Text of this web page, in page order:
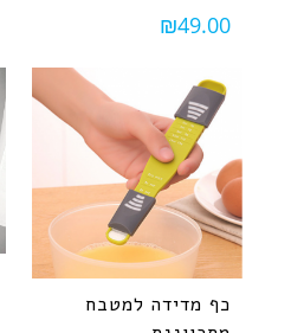
₪49.00
כף מדידה למטבח